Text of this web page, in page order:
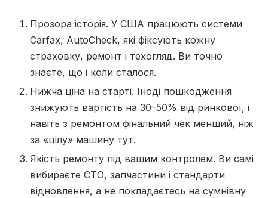
Прозора історія. У США працюють системи
Carfax, AutoCheck, які фіксують кожну
страховку, ремонт і техогляд. Ви точно
знаєте, що і коли сталося.
Нижча ціна на старті. Іноді пошкодження
знижують вартість на 30–50% від ринкової, і
навіть з ремонтом фінальний чек менший, ніж
за «цілу» машину тут.
Якість ремонту під вашим контролем. Ви самі
вибираєте СТО, запчастини і стандарти
відновлення, а не покладаєтесь на сумнівну